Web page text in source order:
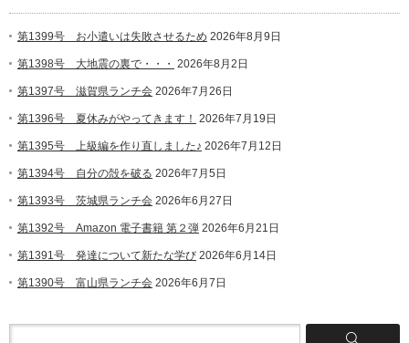
第1399号 お小遣いは失敗させるため 2026年8月9日
第1398号 大地震の裏で・・・ 2026年8月2日
第1397号 滋賀県ランチ会 2026年7月26日
第1396号 夏休みがやってきます！ 2026年7月19日
第1395号 上級編を作り直しました♪ 2026年7月12日
第1394号 自分の殻を破る 2026年7月5日
第1393号 茨城県ランチ会 2026年6月27日
第1392号 Amazon 電子書籍 第２弾 2026年6月21日
第1391号 発達について新たな学び 2026年6月14日
第1390号 富山県ランチ会 2026年6月7日